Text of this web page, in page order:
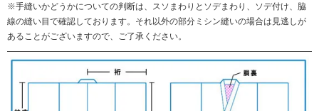
※手縫いかどうかについての判断は、スソまわりとソデまわり、ソデ付け、脇
線の縫い目で確認しております。それ以外の部分ミシン縫いの場合は見逃しが
あることがございますので、ご了承ください。